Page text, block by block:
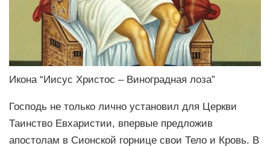
Икона “Иисус Христос – Виноградная лоза”
Господь не только лично установил для Церкви
Таинство Евхаристии, впервые предложив
апостолам в Сионской горнице свои Тело и Кровь. В